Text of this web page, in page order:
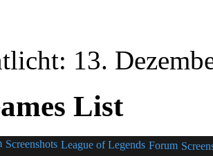
13.
List
Screenshots League of Legends Forum